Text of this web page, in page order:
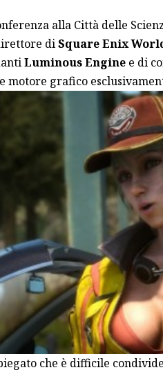
alla Città delle
diSquare Enix
Luminous Enginee di
motore grafico
che è difficile